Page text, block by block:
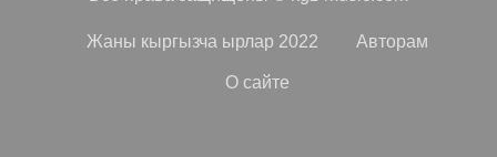
старых и новых треков, самые востребованные и
популярные композиции отечественных и зарубежных
Жаны кыргызча ырлар 2022 Авторам
О сайте